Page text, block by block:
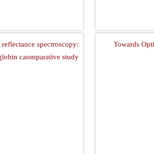
Towards
spectroscopy:
caomparative study